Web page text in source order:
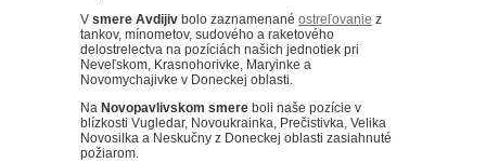
V smere Avdijiv bolo zaznamenané ostreľovanie z
tankov, mínometov, sudového a raketového
delostrelectva na pozíciách našich jednotiek pri
Neveľskom, Krasnohorivke, Maryinke a
Novomychajivke v Doneckej oblasti.
Na Novopavlivskom smere boli naše pozície v
blízkosti Vugledar, Novoukrainka, Prečistivka, Velika
Novosilka a Neskučny z Doneckej oblasti zasiahnuté
požiarom.